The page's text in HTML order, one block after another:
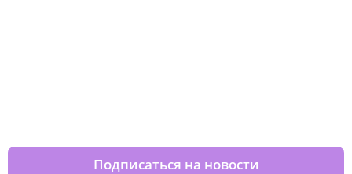
Подписаться на новости